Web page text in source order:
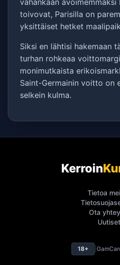
vähänkään
toivovat, Parisilla on
yksittäiset hetket
Siksi en lähtisi hakemaan
turhan rohkeaa
monimutkaista
Saint-Germainin voitto on
selkein kulma.
Kerroin
Tietoa
Ota
Uutiset
18+